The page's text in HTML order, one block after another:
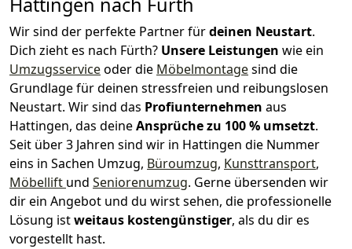
Wir sind der perfekte Partner fürdeinen Neustart.
Dich zieht es nach Fürth? Unsere Leistungen wie ein
Umzugsserviceoder die Möbelmontagesind die
Grundlage für deinen stressfreien und reibungslosen
Neustart. Wir sind das Profiunternehmen aus
Hattingen, das deineAnsprüche zu 100 % umsetzt.
Seit über 3 Jahren sind wir in Hattingen die Nummer
eins in Sachen Umzug, Büroumzug, Kunsttransport,
Möbellift und Seniorenumzug. Gerne übersenden wir
dir ein Angebot und du wirst sehen, die professionelle
Lösung istweitaus kostengünstiger, als du dir es
vorgestellt hast.